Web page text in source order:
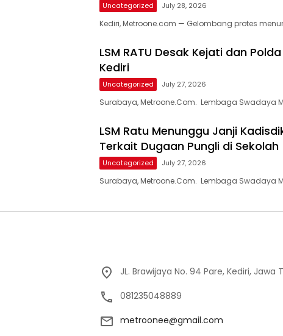
Uncategorized July 28, 2026
Kediri, Metroone.com — Gelombang protes
LSM RATU Desak Kejati dan
Kediri
Uncategorized July 27, 2026
Surabaya, Metroone.Com. Lembaga Swadaya
LSM Ratu Menunggu Janji
Terkait Dugaan Pungli di Sekolah
Uncategorized July 27, 2026
Surabaya, Metroone.Com. Lembaga Swadaya
JL. Brawijaya No. 94 Pare, Kediri, Jawa
081235048889
metroonee@gmail.com